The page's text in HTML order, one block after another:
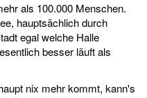
als 100.000 Menschen.
hauptsächlich durch
egal welche Halle
besser läuft als
nix mehr kommt, kann's